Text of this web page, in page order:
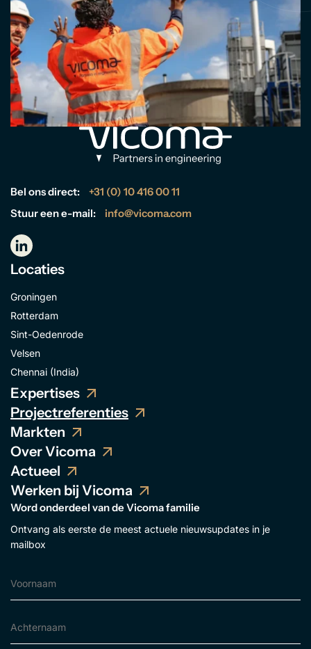
Bel ons direct:
+31 (0) 10 416 00 11
Stuur een e-mail:
info@vicoma.com
Locaties
Groningen
Rotterdam
Sint-Oedenrode
Velsen
Chennai (India)
Expertises
Projectreferenties
Markten
Over Vicoma
Actueel
Werken bij Vicoma
Word onderdeel van de Vicoma familie
Ontvang als eerste de meest actuele nieuwsupdates in je
mailbox